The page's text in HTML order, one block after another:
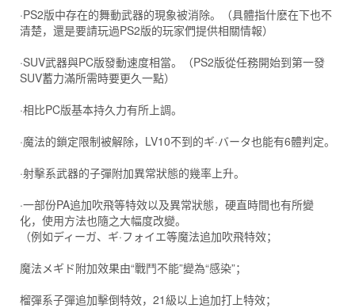
·PS2版中存在的舞動武器的現象被消除。（具體指什麽在下也不
清楚，還是要請玩過PS2版的玩家們提供相關情報）
·SUV武器與PC版發動速度相當。（PS2版從任務開始到第一發
SUV蓄力滿所需時要更久一點）
·相比PC版基本持久力有所上調。
·魔法的鎖定限制被解除，LV10不到的ギ·バータ也能有6體判定。
·射擊系武器的子彈附加異常狀態的幾率上升。
·一部份PA追加吹飛等特效以及異常狀態，硬直時間也有所變
化，使用方法也隨之大幅度改變。
（例如ディーガ、ギ·フォイエ等魔法追加吹飛特效；
魔法メギド附加效果由“戰鬥不能”變為“感染”；
榴彈系子彈追加擊倒特效，21級以上追加打上特效；